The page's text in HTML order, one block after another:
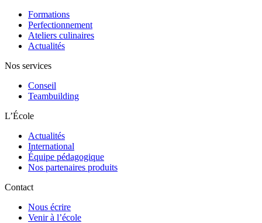
Formations
Perfectionnement
Ateliers culinaires
Actualités
Nos services
Conseil
Teambuilding
L’École
Actualités
International
Équipe pédagogique
Nos partenaires produits
Contact
Nous écrire
Venir à l’école